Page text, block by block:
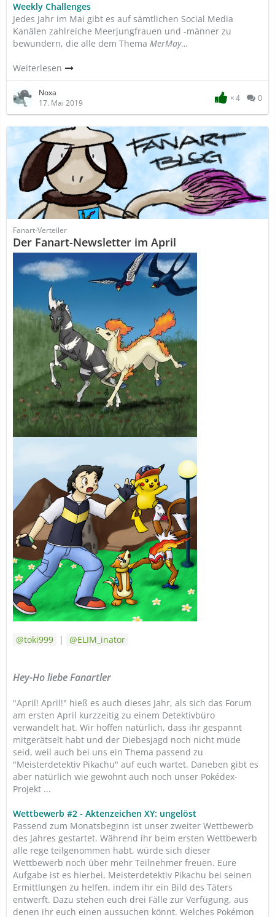
Weekly Challenges
Jedes Jahr im Mai gibt es auf sämtlichen Social Media
Kanälen zahlreiche Meerjungfrauen und -männer zu
bewundern, die alle dem Thema MerMay…
Weiterlesen
Noxa
17. Mai 2019
4 0
Fanart-Verteiler
Der Fanart-Newsletter im April
toki999 | ELIM_inator
Hey-Ho liebe Fanartler
"April! April!" hieß es auch dieses Jahr, als sich das Forum
am ersten April kurzzeitig zu einem Detektivbüro
verwandelt hat. Wir hoffen natürlich, dass ihr gespannt
mitgerätselt habt und der Diebesjagd noch nicht müde
seid, weil auch bei uns ein Thema passend zu
"Meisterdetektiv Pikachu" auf euch wartet. Daneben gibt es
aber natürlich wie gewohnt auch noch unser Pokédex-
Projekt ...
Wettbewerb #2 - Aktenzeichen XY: ungelöst
Passend zum Monatsbeginn ist unser zweiter Wettbewerb
des Jahres gestartet. Während ihr beim ersten Wettbewerb
alle rege teilgenommen habt, würde sich dieser
Wettbewerb noch über mehr Teilnehmer freuen. Eure
Aufgabe ist es hierbei, Meisterdetektiv Pikachu bei seinen
Ermittlungen zu helfen, indem ihr ein Bild des Täters
entwerft. Dazu stehen euch drei Fälle zur Verfügung, aus
denen ihr euch einen aussuchen könnt. Welches Pokémon